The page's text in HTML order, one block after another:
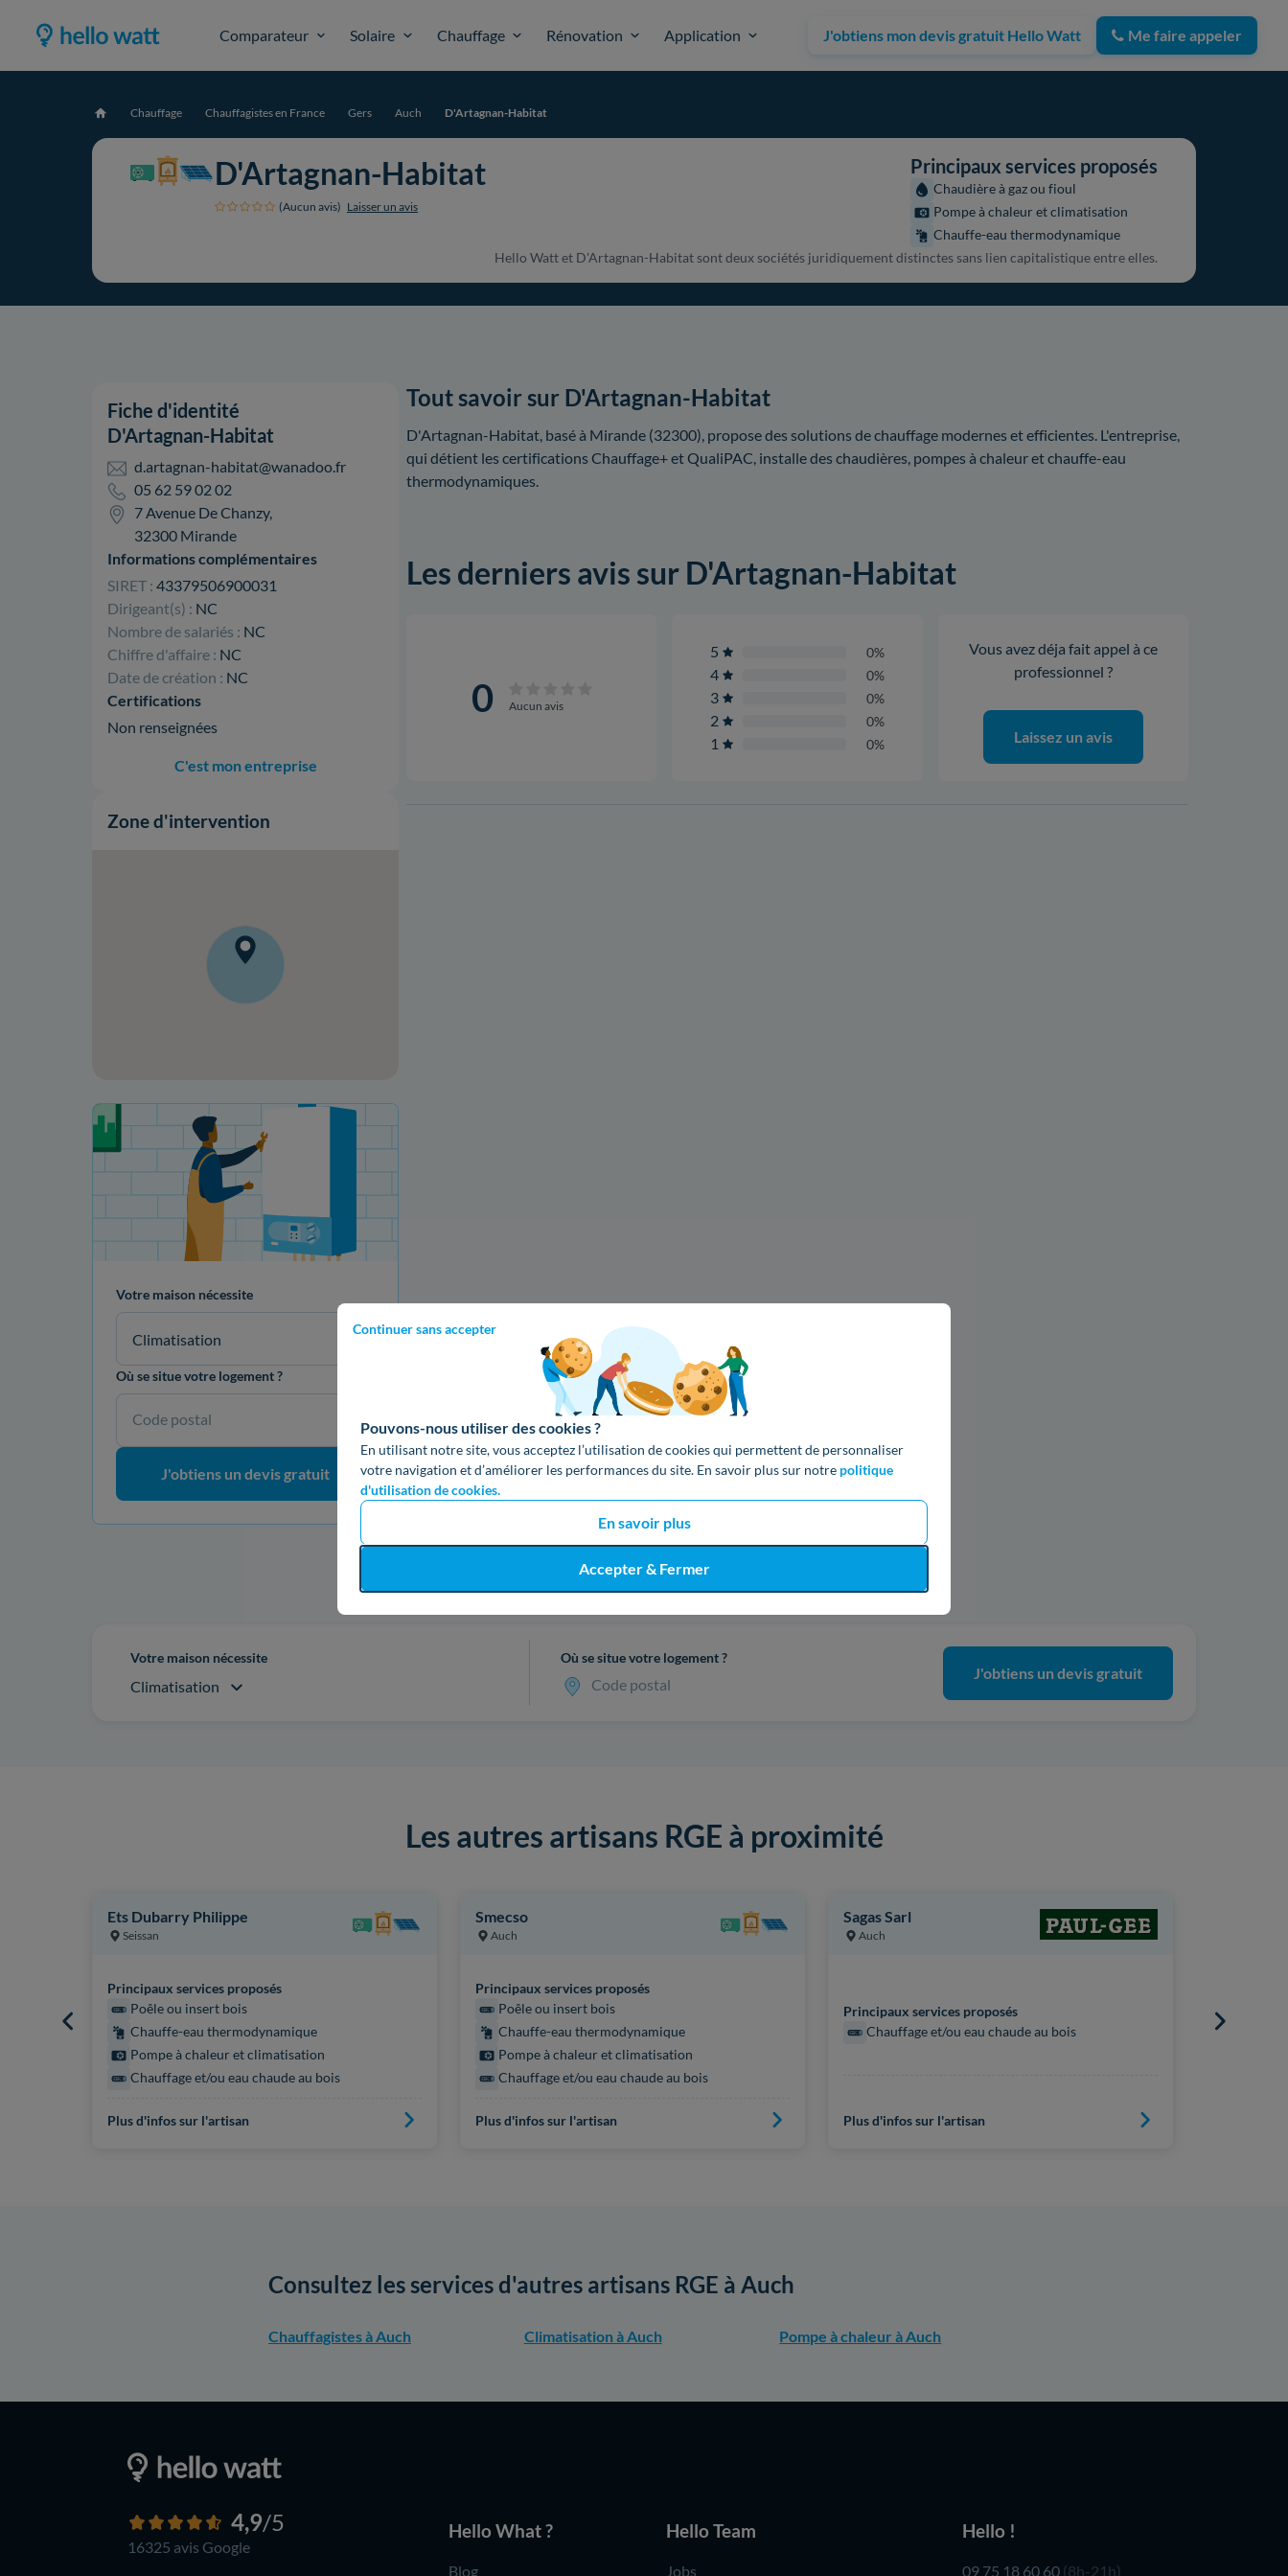
Comparateur Solaire Chauffage Rénovation Application J'obtiens mon devis gratuit Hello Watt Me faire appeler
Continuer sans accepter
Pouvons-nous utiliser des cookies ?
En utilisant notre site, vous acceptez l’utilisation de cookies qui permettent de personnaliser
votre navigation et d’améliorer les performances du site. En savoir plus sur notre politique
d'utilisation de cookies.
En savoir plus
Accepter & Fermer
Accueil Chauffage Chauffagistes en France Gers Auch D'Artagnan-Habitat
D'Artagnan-Habitat
(Aucun avis) Laisser un avis
Principaux services proposés
Chaudière à gaz ou fioul
Pompe à chaleur et climatisation
Chauffe-eau thermodynamique
Hello Watt et D'Artagnan-Habitat sont deux sociétés juridiquement distinctes sans lien capitalistique entre elles.
Fiche d'identité
D'Artagnan-Habitat
d.artagnan-habitat@wanadoo.fr
05 62 59 02 02
7 Avenue De Chanzy,
32300 Mirande
Informations complémentaires
SIRET : 43379506900031
Dirigeant(s) : NC
Nombre de salariés : NC
Chiffre d'affaire : NC
Date de création : NC
Certifications
Non renseignées
C'est mon entreprise
Zone d'intervention
Votre projet de rénovation
Votre maison nécessite
Climatisation
Où se situe votre logement ?
Code postal
J'obtiens un devis gratuit
Tout savoir sur D'Artagnan-Habitat
D'Artagnan-Habitat, basé à Mirande (32300), propose des solutions de chauffage modernes et efficientes. L'entreprise,
qui détient les certifications Chauffage+ et QualiPAC, installe des chaudières, pompes à chaleur et chauffe-eau
thermodynamiques.
Les derniers avis sur D'Artagnan-Habitat
0 Aucun avis
5 0%
4 0%
3 0%
2 0%
1 0%
Vous avez déja fait appel à ce
professionnel ?
Laissez un avis
Recevez votre devis gratuit en 3 clics
Votre maison nécessite
Climatisation
Où se situe votre logement ?
Code postal
J'obtiens un devis gratuit
Les autres artisans RGE à proximité
Ets Dubarry Philippe
Seissan
Principaux services proposés
Poêle ou insert bois
Chauffe-eau thermodynamique
Pompe à chaleur et climatisation
Chauffage et/ou eau chaude au bois
Plus d'infos sur l'artisan
Smecso
Auch
Principaux services proposés
Poêle ou insert bois
Chauffe-eau thermodynamique
Pompe à chaleur et climatisation
Chauffage et/ou eau chaude au bois
Plus d'infos sur l'artisan
Sagas Sarl
Auch
Principaux services proposés
Chauffage et/ou eau chaude au bois
Plus d'infos sur l'artisan
Consultez les services d'autres artisans RGE à Auch
Chauffagistes à Auch Climatisation à Auch Pompe à chaleur à Auch
4,9/5
16325 avis Google
Hello What ?
Blog
Hello Team
Jobs
Hello !
09 75 18 60 60 (8h-21h)